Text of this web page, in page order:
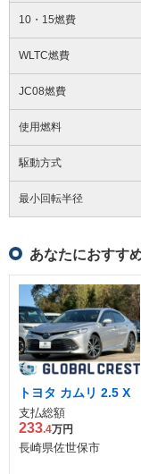
10・15燃費
WLTC燃費
JC08燃費
使用燃料
駆動方式
最小回転半径
あなたにおすす
トヨタ カムリ 2.5 X
支払総額
233.4万円
長崎県佐世保市